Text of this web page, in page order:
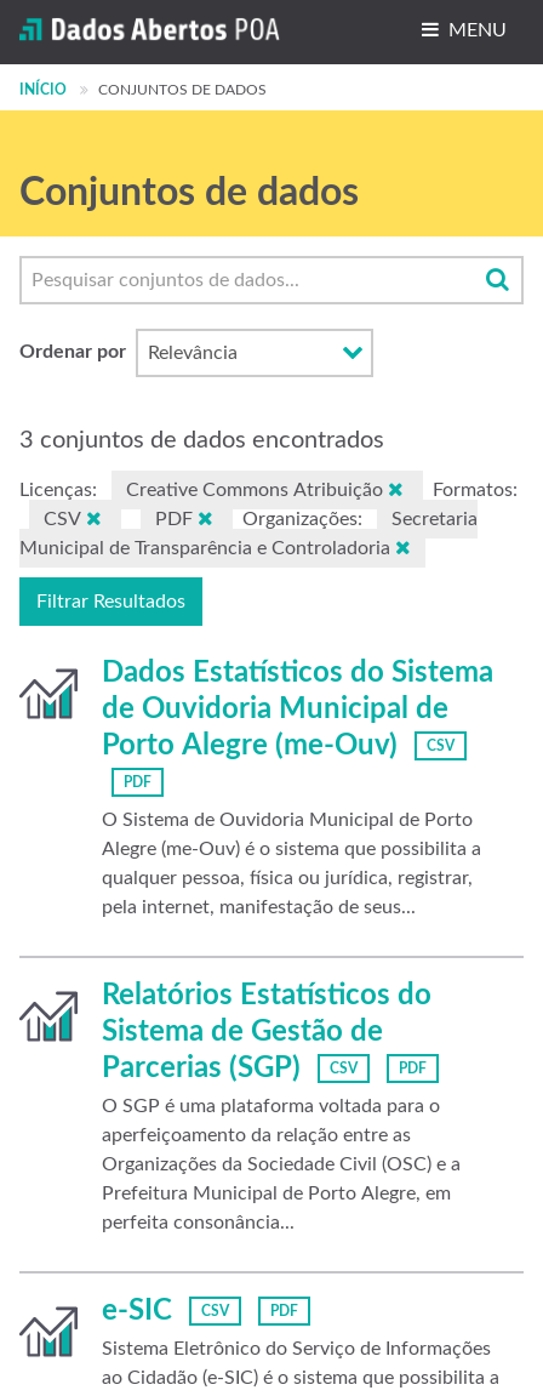
MENU
Conjuntos de dados
Grupos
Sobre
INÍCIO CONJUNTOS DE DADOS
Conjuntos de dados
Ordenar por
3 conjuntos de dados encontrados
Licenças: Creative Commons Atribuição
Formatos:
CSV
PDF Organizações:
Secretaria
Municipal de Transparência e Controladoria
Filtrar Resultados
Dados Estatísticos do Sistema
de Ouvidoria Municipal de
Porto Alegre (me-Ouv)
CSV
PDF
O Sistema de Ouvidoria Municipal de Porto
Alegre (me-Ouv) é o sistema que possibilita a
qualquer pessoa, física ou jurídica, registrar,
pela internet, manifestação de seus...
Relatórios Estatísticos do
Sistema de Gestão de
Parcerias (SGP)
CSV PDF
O SGP é uma plataforma voltada para o
aperfeiçoamento da relação entre as
Organizações da Sociedade Civil (OSC) e a
Prefeitura Municipal de Porto Alegre, em
perfeita consonância...
e-SIC CSV PDF
Sistema Eletrônico do Serviço de Informações
ao Cidadão (e-SIC) é o sistema que possibilita a